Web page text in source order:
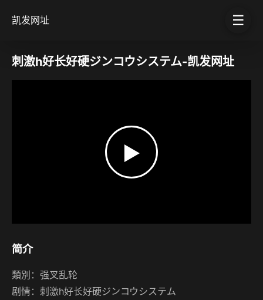
凯发网址 ☰
刺激h好长好硬ジンコウシステム-凯发网址
▶
简介
類別： 强叉乱轮
剧情： 刺激h好长好硬ジンコウシステム